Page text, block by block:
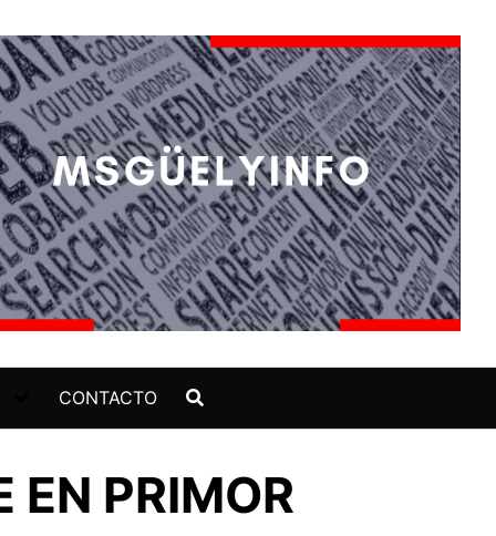
CONTACTO
EN PRIMOR